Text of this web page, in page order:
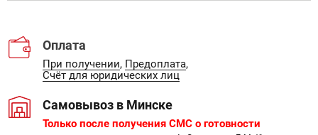
Оплата
При получении, Предоплата,
Счёт для юридических лиц
Самовывоз в Минске
Только после получения СМС о готовности